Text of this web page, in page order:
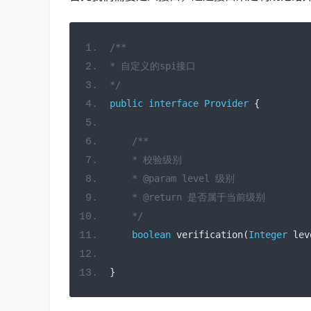
/**
* 自定义的spi接口
*/
public interface Provider {
/**
    * 校验级别
    * @param level 级别
    * @return 是否属于当前级别
    */
boolean verification(Integer
}